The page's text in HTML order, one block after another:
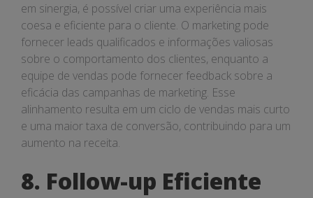
em sinergia, é possível criar uma experiência mais
coesa e eficiente para o cliente. O marketing pode
fornecer leads qualificados e informações valiosas
sobre o comportamento dos clientes, enquanto a
equipe de vendas pode fornecer feedback sobre a
eficácia das campanhas de marketing. Esse
alinhamento resulta em um ciclo de vendas mais curto
e uma maior taxa de conversão, contribuindo para um
aumento na receita.
8. Follow-up Eficiente